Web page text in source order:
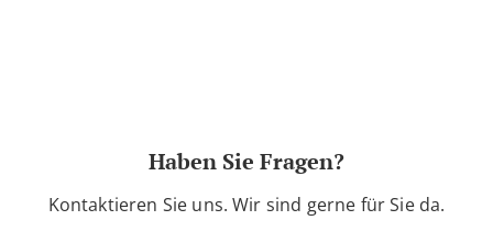
Haben Sie Fragen?
Kontaktieren Sie uns. Wir sind gerne für Sie da.